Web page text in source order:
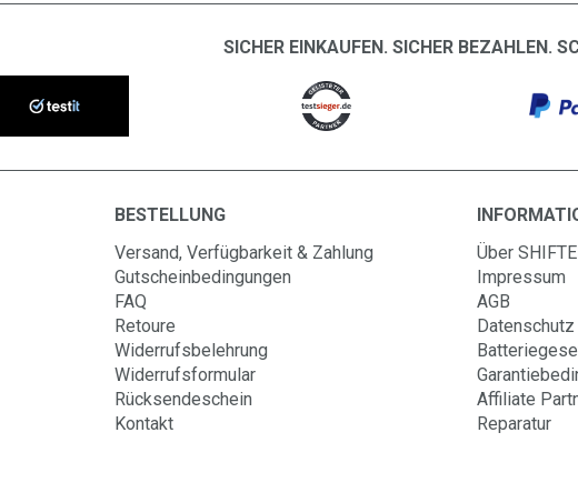
SICHER EINKAUFEN. SICHER BEZAHLEN.
BESTELLUNG
Versand, Verfügbarkeit & Zahlung
Gutscheinbedingungen
FAQ
Retoure
Widerrufsbelehrung
Widerrufsformular
Rücksendeschein
Kontakt
Über
Impressum
AGB
Datenschutz
Affiliate
Reparatur